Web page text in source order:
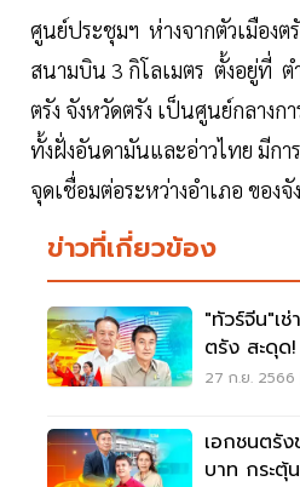
ศูนย์ประชุมฯ ห่างจากตัวเมืองต
สนามบิน 3 กิโลเมตร ตั้งอยู่ที่ ต
ตรัง จังหวัดตรัง เป็นศูนย์กลางก
ทั้งฝั่งอันดามันและอ่าวไทย มีกา
จุดเชื่อมต่อระหว่างอำเภอ ของจั
ข่าวที่เกี่ยวข้อง
"ทัวร์จีน"เช่าเหมา
ตรัง สะดุด! MOU ยังไม่ผ่าน"มท.-
กต."
27 ก.ย.
เอกชนตรั
บาท กระตุ้